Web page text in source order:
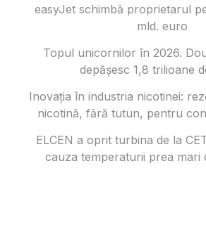
easyJet schimbă proprietarul
mld. euro
Topul unicornilor în 2026.
depășesc 1,8 trilioane
Inovația în industria nicotinei:
nicotină, fără tutun, pentru
ELCEN a oprit turbina de la
cauza temperaturii prea mari